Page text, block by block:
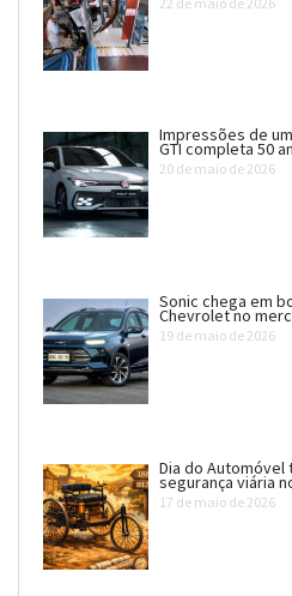
Impressões de
GTI completa 50
20 de maio de 2026
Sonic chega em
Chevrolet no
19 de maio de 2026
Dia do
segurança viária
17 de maio de 2026